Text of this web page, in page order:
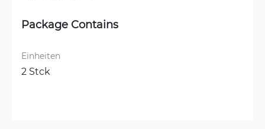
Package Contains
Einheiten
2 Stck